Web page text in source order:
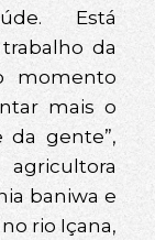
Está
da
momento
mais o
da gente”,
baniwa e
rio Içana,